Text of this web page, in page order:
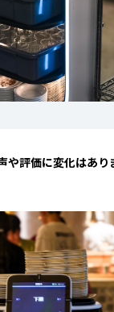
や評価に変化はあり